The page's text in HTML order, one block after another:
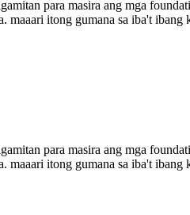
para masira ang mga
itong gumana sa iba't ibang
para masira ang mga
itong gumana sa iba't ibang